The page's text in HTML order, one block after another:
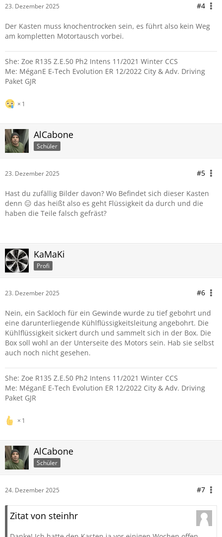
23. Dezember 2025 #4
Der Kasten muss knochentrocken sein, es führt also kein Weg
am kompletten Motortausch vorbei.
She: Zoe R135 Z.E.50 Ph2 Intens 11/2021 Winter CCS
Me: MéganE E-Tech Evolution ER 12/2022 City & Adv. Driving
Paket GJR
1
AlCabone
Schüler
23. Dezember 2025 #5
Hast du zufällig Bilder davon? Wo Befindet sich dieser Kasten
denn 😑 das heißt also es geht Flüssigkeit da durch und die
haben die Teile falsch gefräst?
KaMaKi
Profi
23. Dezember 2025 #6
Nein, ein Sackloch für ein Gewinde wurde zu tief gebohrt und
eine darunterliegende Kühlflüssigkeitsleitung angebohrt. Die
Kühlflüssigkeit sickert durch und sammelt sich in der Box. Die
Box soll wohl an der Unterseite des Motors sein. Hab sie selbst
auch noch nicht gesehen.
She: Zoe R135 Z.E.50 Ph2 Intens 11/2021 Winter CCS
Me: MéganE E-Tech Evolution ER 12/2022 City & Adv. Driving
Paket GJR
1
AlCabone
Schüler
24. Dezember 2025 #7
Zitat von steinhr